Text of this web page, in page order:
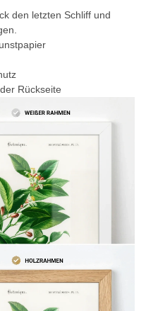
den letzten Schliff und
Rückseite